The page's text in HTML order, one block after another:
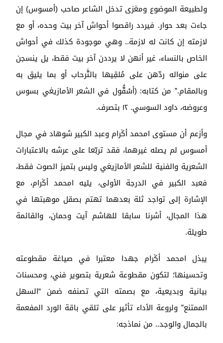
ولطبيعة الموضوع ومغزى تدخل الشاعر صاحب (أمسوس) إن
جاءت بعد حوار. فيردد راقصوا أحواش آخر بيت وحده، أو مع
لازمته إن كانت له لازمة.. وهي موجودة كذلك في أحواش
الخاص بالنساء، غير أنهن لا يرددن آخر بيت فقط، يل ينسجن
على منواله ردّهن على مُلقِيها بالتَّرحاب أو بما يليق به
وبالمقام.” من كتابه: (أسْقُّول في الشعر الأمازيغي بسوس
وعروضه، داود السوسي. ١٢ بتصرف.
وأزعم أن مستوى امحمد أݣرام وعبد الكبير شوهاد في مجال
أمسوس لم يصله غيرهما، فقد تربّعا على عرشه بالاعتبارات
الشعرية والفنية للشعر الأمازيغي وليس بتميز الصوت فقط،
فعبد الكبير في الدرجة الأولى، يليه امحمد أݣرام، مع
الإشارة إلى تواجد ثلة بعدهما تهتم بصقل موهبتها في
هذا المجال، أشرنا سابقا للهاشم آيت وحمان، والقائمة
طويلة.
يبذل امحمد أݣرام جهدا معتبرا في صياغة مقطوعته
وتحسينها؛ لتكون مقطوعة شعرية بتصوير فني، ومحسنات
بيانية وبديعية، مع بصمته التي تصنفه ضمن “السهل
الممتنع” ولروعة الأداء تأثير على تلقي باقة الورد المفعمة
بالجمال والوجد.. من نماذجه: